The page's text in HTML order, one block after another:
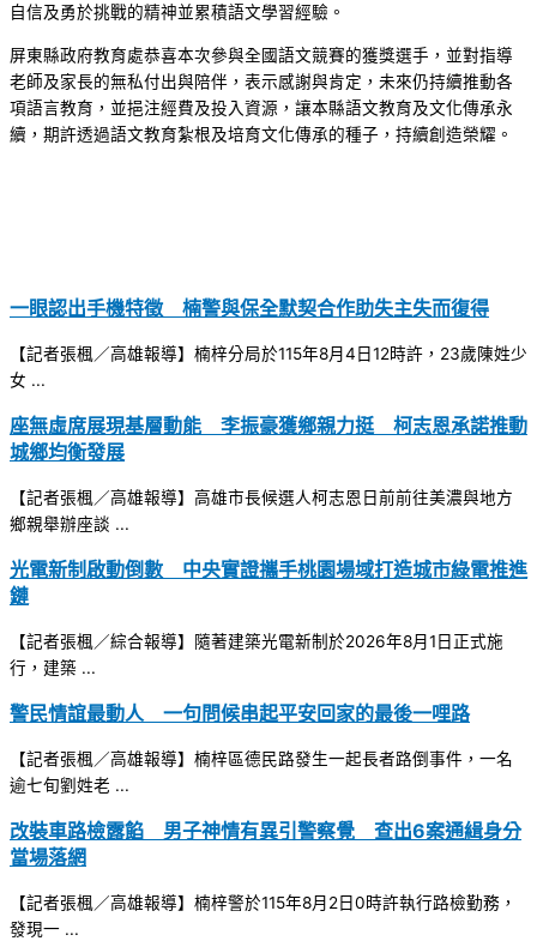
自信及勇於挑戰的精神並累積語文學習經驗。
屏東縣政府教育處恭喜本次參與全國語文競賽的獲獎選手，並對指導
老師及家長的無私付出與陪伴，表示感謝與肯定，未來仍持續推動各
項語言教育，並挹注經費及投入資源，讓本縣語文教育及文化傳承永
續，期許透過語文教育紮根及培育文化傳承的種子，持續創造榮耀。
一眼認出手機特徵 楠警與保全默契合作助失主失而復得
【記者張楓／高雄報導】楠梓分局於115年8月4日12時許，23歲陳姓少
女 ...
座無虛席展現基層動能 李振豪獲鄉親力挺 柯志恩承諾推動
城鄉均衡發展
【記者張楓／高雄報導】高雄市長候選人柯志恩日前前往美濃與地方
鄉親舉辦座談 ...
光電新制啟動倒數 中央實證攜手桃園場域打造城市綠電推進
鏈
【記者張楓／綜合報導】隨著建築光電新制於2026年8月1日正式施
行，建築 ...
警民情誼最動人 一句問候串起平安回家的最後一哩路
【記者張楓／高雄報導】楠梓區德民路發生一起長者路倒事件，一名
逾七旬劉姓老 ...
改裝車路檢露餡 男子神情有異引警察覺 查出6案通緝身分
當場落網
【記者張楓／高雄報導】楠梓警於115年8月2日0時許執行路檢勤務，
發現一 ...